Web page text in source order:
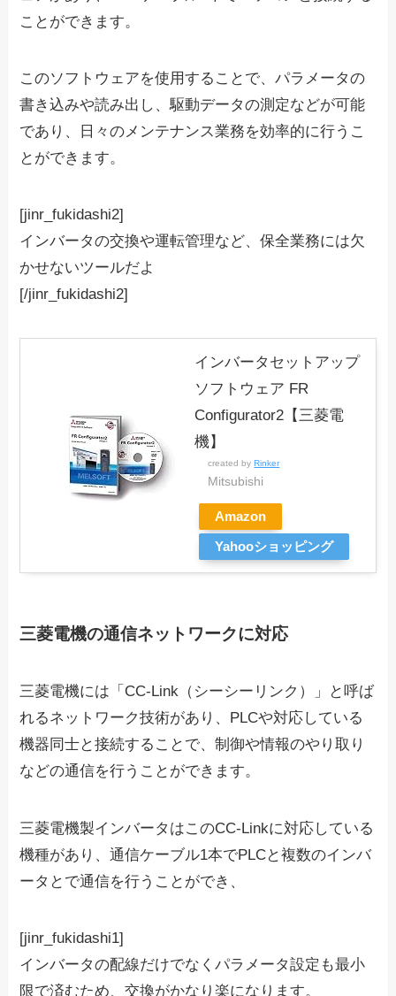
ことができます。
このソフトウェアを使用することで、パラメータの
書き込みや読み出し、駆動データの測定などが可能
であり、日々のメンテナンス業務を効率的に行うこ
とができます。
[jinr_fukidashi2]
インバータの交換や運転管理など、保全業務には欠
かせないツールだよ
[/jinr_fukidashi2]
インバータセットアップ
ソフトウェア FR
Configurator2【三菱電
機】
created byRinker
Mitsubishi
Amazon
Yahooショッピング
三菱電機の通信ネットワークに対応
三菱電機には「CC-Link（シーシーリンク）」と呼ば
れるネットワーク技術があり、PLCや対応している
機器同士と接続することで、制御や情報のやり取り
などの通信を行うことができます。
三菱電機製インバータはこのCC-Linkに対応している
機種があり、通信ケーブル1本でPLCと複数のインバ
ータとで通信を行うことができ、
[jinr_fukidashi1]
インバータの配線だけでなくパラメータ設定も最小
限で済むため、交換がかなり楽になります。